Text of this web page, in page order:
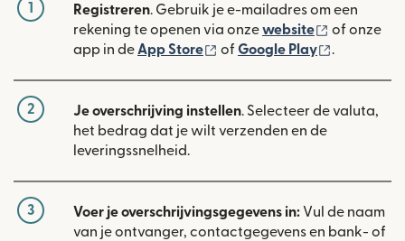
1 Registreren. Gebruik je e-mailadres om een
rekening te openen via onzewebsite (wordt
of onze
app in deApp Store (wordt geopend in een
of Google Play (wordt
.
2 Je overschrijving instellen. Selecteer de valuta,
het bedrag dat je wilt verzenden en de
leveringssnelheid.
3 Voer je overschrijvingsgegevens in: Vul de naam
van je ontvanger, contactgegevens en bank- of